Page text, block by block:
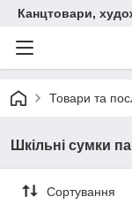
Канцтовари,
Товари та
Шкільні сумки
Сортування